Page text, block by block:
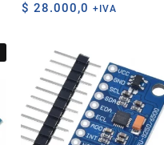
$ 28.000,0 +IVA